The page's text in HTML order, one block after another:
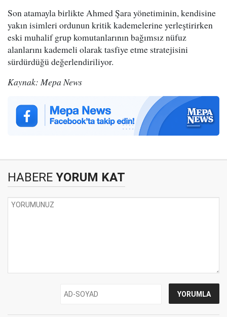
Son atamayla birlikte Ahmed Şara yönetiminin, kendisine
yakın isimleri ordunun kritik kademelerine yerleştirirken
eski muhalif grup komutanlarının bağımsız nüfuz
alanlarını kademeli olarak tasfiye etme stratejisini
sürdürdüğü değerlendiriliyor.
Kaynak: Mepa News
HABERE YORUM KAT